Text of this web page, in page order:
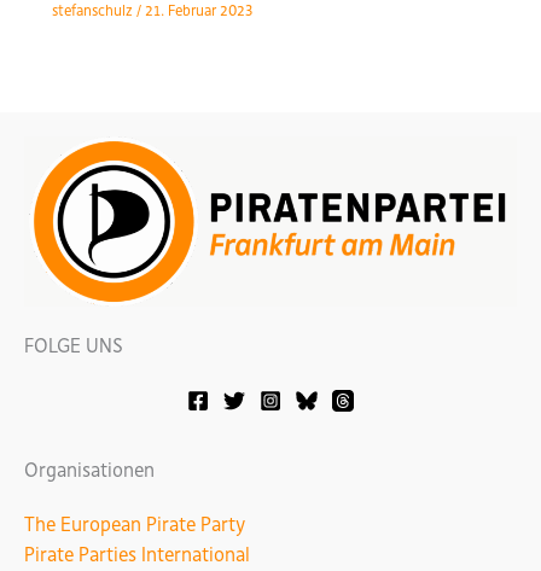
zur
stefanschulz/21. Februar 2023
FOLGE UNS
Organisationen
The European Pirate Party
Pirate Parties International